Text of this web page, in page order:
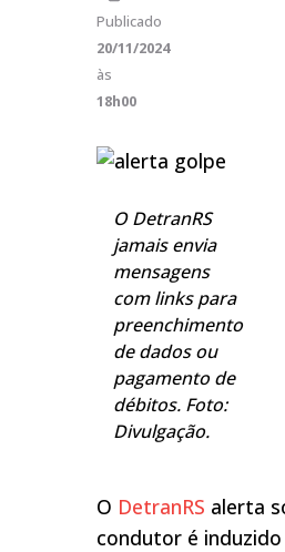
Publicado
20/11/2024
às
18h00
O DetranRS
jamais envia
mensagens
com links para
preenchimento
de dados ou
pagamento de
débitos. Foto:
Divulgação.
O DetranRS alerta
condutor é